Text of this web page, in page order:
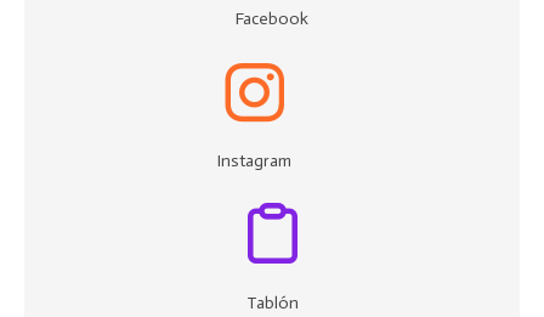
Facebook
Instagram
Tablón